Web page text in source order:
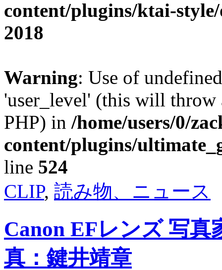
content/plugins/ktai-
2018
Warning: Use of
'user_level' (this will
PHP) in /home/users/0/
content/plugins/
line 524
CLIP, 読み物、ニュース
Canon EFレンズ 写
真：鍵井靖章